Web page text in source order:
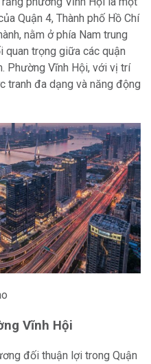
Quận 4, Thành phố Hồ Chí
nằm ở phía Nam trung
quan trọng giữa các quận
Phường Vĩnh Hội, với vị trí
tranh đa dạng và năng động
Vĩnh Hội
đối thuận lợi trong Quận